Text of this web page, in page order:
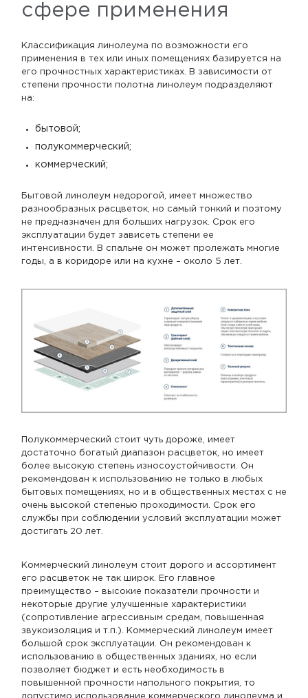
сфере применения
Классификация линолеума по возможности его
применения в тех или иных помещениях базируется на
его прочностных характеристиках. В зависимости от
степени прочности полотна линолеум подразделяют
на:
бытовой;
полукоммерческий;
коммерческий;
Бытовой линолеум недорогой, имеет множество
разнообразных расцветок, но самый тонкий и поэтому
не предназначен для больших нагрузок. Срок его
эксплуатации будет зависеть степени ее
интенсивности. В спальне он может пролежать многие
годы, а в коридоре или на кухне – около 5 лет.
Полукоммерческий стоит чуть дороже, имеет
достаточно богатый диапазон расцветок, но имеет
более высокую степень износоустойчивости. Он
рекомендован к использованию не только в любых
бытовых помещениях, но и в общественных местах с не
очень высокой степенью проходимости. Срок его
службы при соблюдении условий эксплуатации может
достигать 20 лет.
Коммерческий линолеум стоит дорого и ассортимент
его расцветок не так широк. Его главное
преимущество – высокие показатели прочности и
некоторые другие улучшенные характеристики
(сопротивление агрессивным средам, повышенная
звукоизоляция и т.п.). Коммерческий линолеум имеет
большой срок эксплуатации. Он рекомендован к
использованию в общественных зданиях, но если
позволяет бюджет и есть необходимость в
повышенной прочности напольного покрытия, то
допустимо использование коммерческого линолеума и